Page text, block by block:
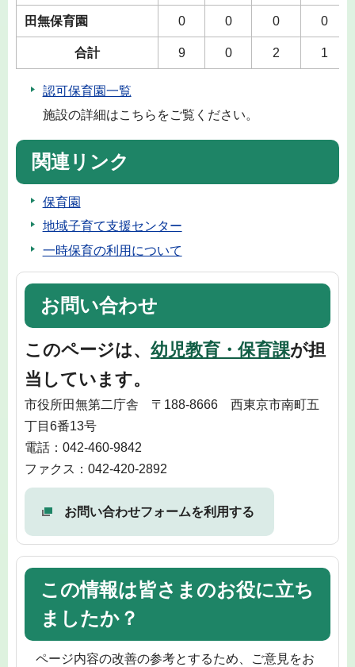
田無保育園 0 0 0 0
合計 9 0 2 1
認可保育園一覧
施設の詳細はこちらをご覧ください。
関連リンク
保育園
地域子育て支援センター
一時保育の利用について
お問い合わせ
このページは、 幼児教育・保育課が担
当しています。
市役所田無第二庁舎 〒188-8666 西東京市南町五
丁目6番13号
電話：042-460-9842
ファクス：042-420-2892
お問い合わせフォームを利用する
この情報は皆さまのお役に立ち
ましたか？
ページ内容の改善の参考とするため、ご意見をお